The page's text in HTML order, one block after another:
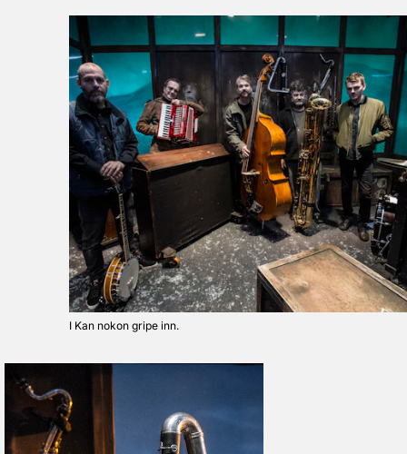
I Kan nokon gripe inn.